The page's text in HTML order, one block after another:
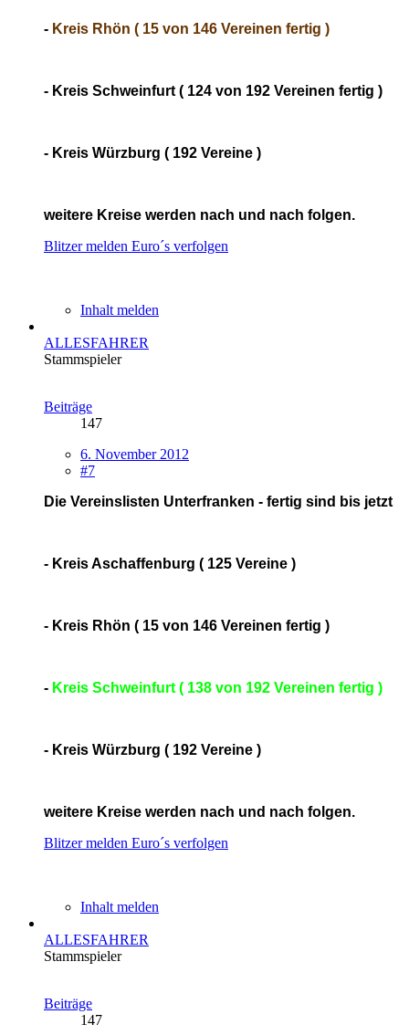
- Kreis Rhön ( 15 von 146 Vereinen fertig )
- Kreis Schweinfurt ( 124 von 192 Vereinen fertig )
- Kreis Würzburg ( 192 Vereine )
weitere Kreise werden nach und nach folgen.
Blitzer melden Euro´s verfolgen
Inhalt melden
ALLESFAHRER
Stammspieler
Beiträge
147
6. November 2012
#7
Die Vereinslisten Unterfranken - fertig sind bis jetzt
- Kreis Aschaffenburg ( 125 Vereine )
- Kreis Rhön ( 15 von 146 Vereinen fertig )
- Kreis Schweinfurt ( 138 von 192 Vereinen fertig )
- Kreis Würzburg ( 192 Vereine )
weitere Kreise werden nach und nach folgen.
Blitzer melden Euro´s verfolgen
Inhalt melden
ALLESFAHRER
Stammspieler
Beiträge
147